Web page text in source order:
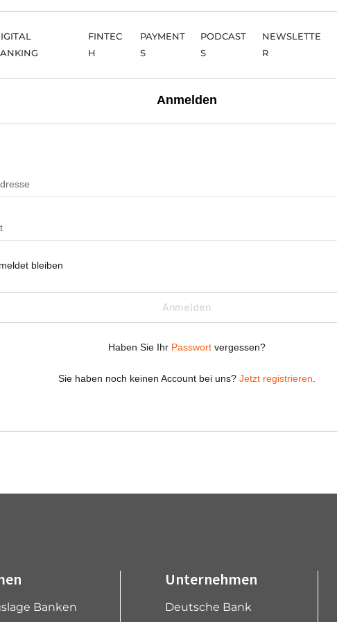
FINTEC
H
PAYMENT
S
PODCAST
S
NEWSLETTE
R
Banken
Unternehmen
Deutsche Bank